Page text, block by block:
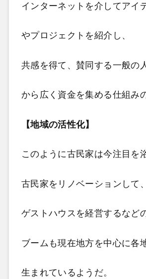
インターネットを介してアイ
やプロジェクトを紹介し、
共感を得て、賛同する一般の
から広く資金を集める仕組み
【地域の活性化】
このように古民家は今注目を
古民家をリノベーションして、
ゲストハウスを経営するなど
ブームも現在地方を中心に各
生まれているようだ。